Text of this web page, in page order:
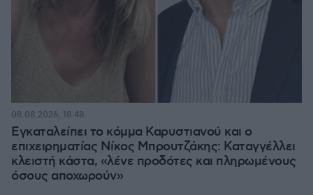
Εγκαταλείπει το κόμμα Καρυστιανού και ο
επιχειρηματίας Νίκος Μπρουτζάκης: Καταγγέλλει
κλειστή κάστα, «λένε προδότες και πληρωμένους
όσους αποχωρούν»
08.08.2026, 18:48